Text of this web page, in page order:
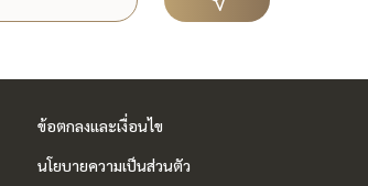
ข้อตกลงและเงื่อนไข
นโยบายความเป็นส่วนตัว